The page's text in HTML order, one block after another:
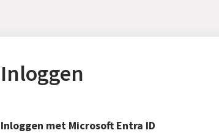
Inloggen
Inloggen met Microsoft Entra ID